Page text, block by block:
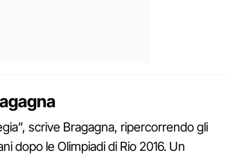
scrive Bragagna, ripercorrendo gli
dopo le Olimpiadi di Rio 2016. Un